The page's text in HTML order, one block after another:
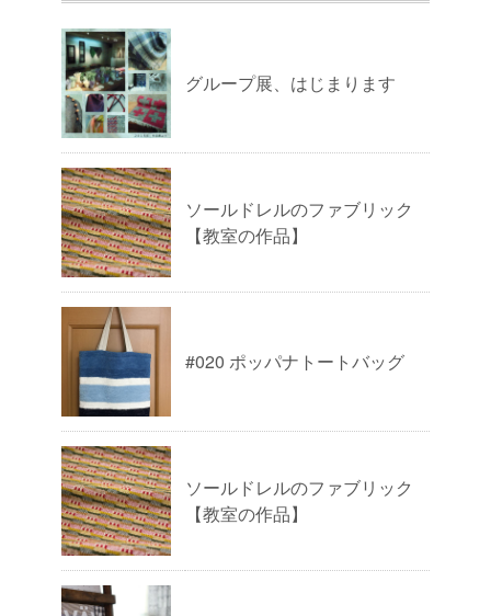
グループ展、はじまります
ソールドレルのファブリック
【教室の作品】
#020 ポッパナトートバッグ
ソールドレルのファブリック
【教室の作品】